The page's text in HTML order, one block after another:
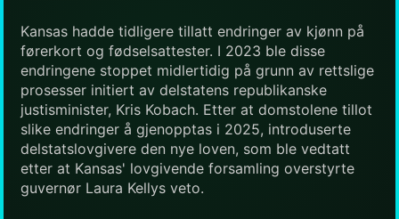
Kansas hadde tidligere tillatt endringer av kjønn på
førerkort og fødselsattester. I 2023 ble disse
endringene stoppet midlertidig på grunn av rettslige
prosesser initiert av delstatens republikanske
justisminister, Kris Kobach. Etter at domstolene tillot
slike endringer å gjenopptas i 2025, introduserte
delstatslovgivere den nye loven, som ble vedtatt
etter at Kansas' lovgivende forsamling overstyrte
guvernør Laura Kellys veto.